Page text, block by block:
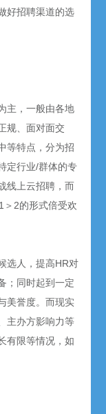
好招聘渠道的选
主，一般由各地
规、面对面交
等特点，分为招
定行业/群体的专
线上云招聘，而
＞2的形式倍受欢
选人，提高HR对
；同时起到一定
美誉度。而现实
主办方影响力等
有限等情况，如